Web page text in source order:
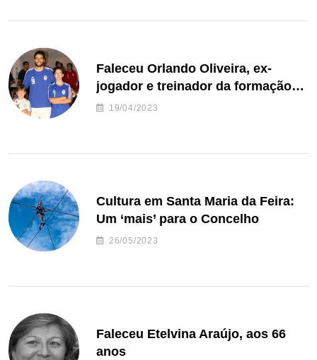
Faleceu Orlando Oliveira, ex-
jogador e treinador da formação
de andebol do Feirense
19/04/2023
Cultura em Santa Maria da Feira:
Um ‘mais’ para o Concelho
26/05/2023
Faleceu Etelvina Araújo, aos 66
anos